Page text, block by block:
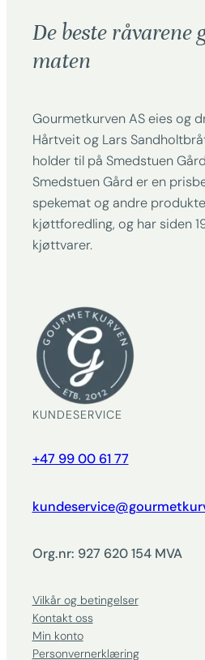
De beste råvarene
maten
Gourmetkurven AS eies og
Hårtveit og Lars
holder til på Smedstuen
Smedstuen Gård er en
spekemat og andre
kjøttforedling, og har siden
kjøttvarer.
KUNDESERVICE
+47 99 00 61 77
Org.nr: 927 620 154 MVA
Vilkår og betingelser
Kontakt oss
Min konto
Personvernerklæring